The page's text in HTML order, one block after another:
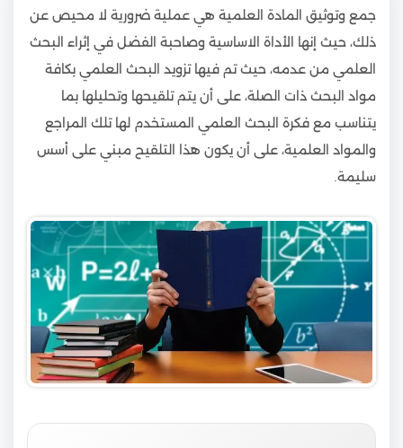
جمع وتوثيق المادة العلمية هي عملية ضرورية لا محيص عن
ذلك، حيث إنها الأداة الاساسية وصاحبة الفضل في إثراء البحث
العلمي من عدمه، حيث تم فيها تزويد البحث العلمي بكافة
مواد البحث ذات الصلة، على أن يتم تلقيحها وتحليلها بما
يتناسب مع فكرة البحث العلمي المستخدم لها تلك المراجع
والمواد العلمية، على أن يكون هذا التلقيح مبني على أسس
سليمة.